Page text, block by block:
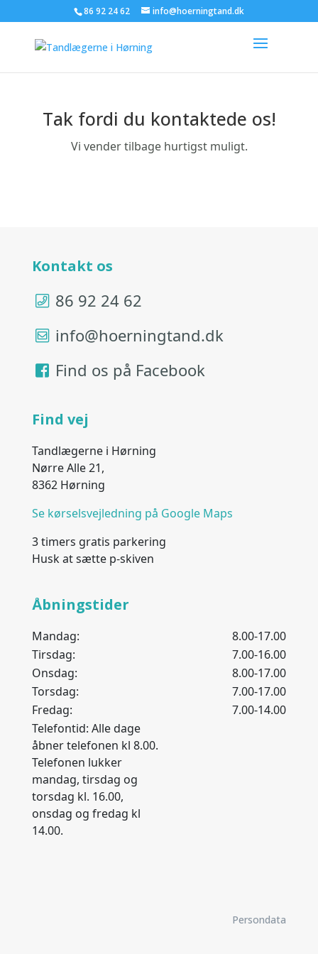
86 92 24 62 info@hoerningtand.dk
Tak fordi du kontaktede os!
Vi vender tilbage hurtigst muligt.
Kontakt os
86 92 24 62
info@hoerningtand.dk
Find os på Facebook
Find vej
Tandlægerne i Hørning
Nørre Alle 21,
8362 Hørning
Se kørselsvejledning på Google Maps
3 timers gratis parkering
Husk at sætte p-skiven
Åbningstider
Mandag:
8.00-17.00
Tirsdag:
7.00-16.00
Onsdag:
8.00-17.00
Torsdag:
7.00-17.00
Fredag:
7.00-14.00
Telefontid: Alle dage
åbner telefonen kl 8.00.
Telefonen lukker
mandag, tirsdag og
torsdag kl. 16.00,
onsdag og fredag kl
14.00.
Persondata